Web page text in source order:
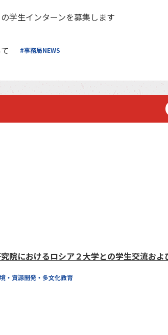
学生インターンを募集します
#事務局NEWS
院におけるロシア２大学との学生交流およ
・資源開発・多文化教育